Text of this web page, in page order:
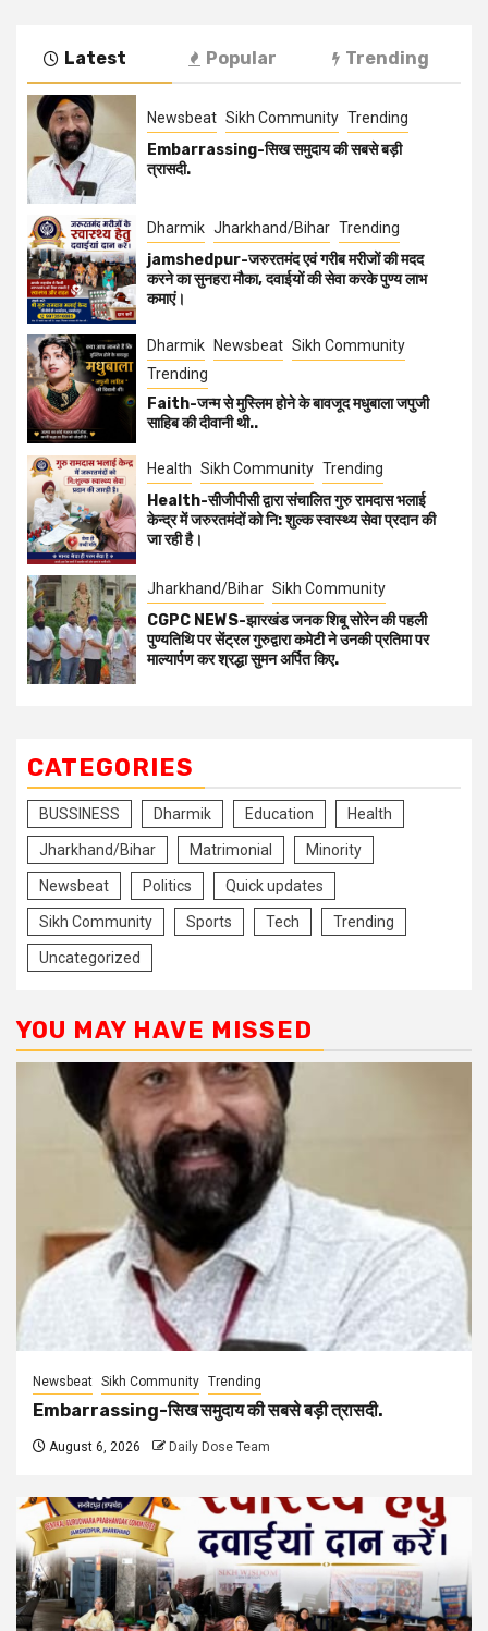
Latest Popular Trending
Newsbeat Sikh Community Trending
Embarrassing-सिख समुदाय की सबसे बड़ी
त्रासदी.
Dharmik Jharkhand/Bihar Trending
jamshedpur-जरुरतमंद एवं गरीब मरीजों की मदद
करने का सुनहरा मौका, दवाईयों की सेवा करके पुण्य लाभ
कमाएं।
Dharmik Newsbeat Sikh Community
Trending
Faith-जन्म से मुस्लिम होने के बावजूद मधुबाला जपुजी
साहिब की दीवानी थी..
Health Sikh Community Trending
Health-सीजीपीसी द्वारा संचालित गुरु रामदास भलाई
केन्द्र में जरुरतमंदों को नि: शुल्क स्वास्थ्य सेवा प्रदान की
जा रही है।
Jharkhand/Bihar Sikh Community
CGPC NEWS-झारखंड जनक शिबू सोरेन की पहली
पुण्यतिथि पर सेंट्रल गुरुद्वारा कमेटी ने उनकी प्रतिमा पर
माल्यार्पण कर श्रद्धा सुमन अर्पित किए.
CATEGORIES
BUSSINESS Dharmik Education Health
Jharkhand/Bihar Matrimonial Minority
Newsbeat Politics Quick updates
Sikh Community Sports Tech Trending
Uncategorized
YOU MAY HAVE MISSED
Newsbeat Sikh Community Trending
Embarrassing-सिख समुदाय की सबसे बड़ी त्रासदी.
August 6, 2026 Daily Dose Team